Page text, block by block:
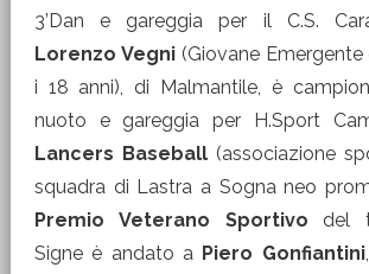
3’Dan e gareggia per il C.S.
Lorenzo Vegni (Giovane
i 18 anni), di Malmantile, è
nuoto e gareggia per H.Sport
Lancers Baseball(associazione
squadra di Lastra a Sogna neo
Premio Veterano Sportivo del
Signe è andato a Piero Gonfiantini